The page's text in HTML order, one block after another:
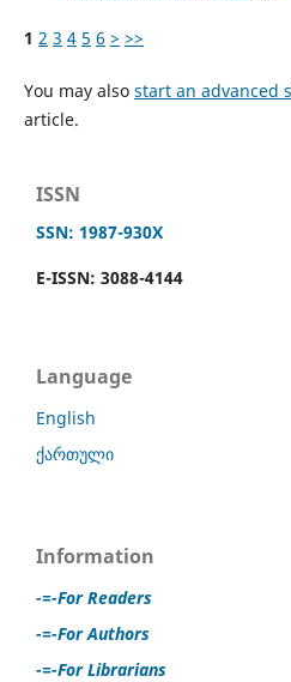
1 2 3 4 5 6 > >>
You may also start an advanced
article.
ISSN
SSN: 1987-930X
E-ISSN: 3088-4144
Language
English
ქართული
Information
-=-For Readers
-=-For Authors
-=-For Librarians